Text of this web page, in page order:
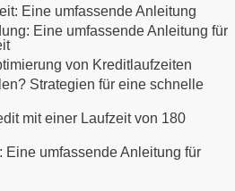
Eine umfassende Anleitung
Eine umfassende Anleitung für
von Kreditlaufzeiten
Strategien für eine schnelle
mit einer Laufzeit von 180
Eine umfassende Anleitung für